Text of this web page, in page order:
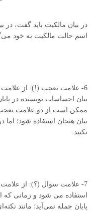
اسم حالت مالکیت به خود
6- علامت تعجب (!): از علامت
بیان احساسات نویسنده در
ممکن است از دو علامت
نکنید.
7- علامت سوال (؟): از
استفاده می شود و زمانی که
پایان جمله نمی‌آید؛ مانند